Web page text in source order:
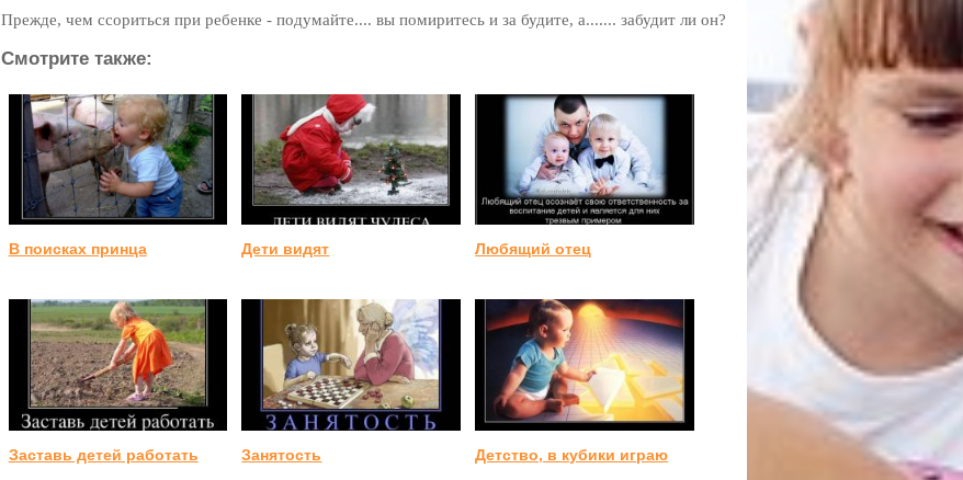
Прежде, чем ссориться при ребенке - подумайте.... вы помиритесь и за будите, а....... забудит ли он?
Смотрите также:
В поисках принца Дети видят Любящий отец
Заставь детей работать Занятость Детство, в кубики играю